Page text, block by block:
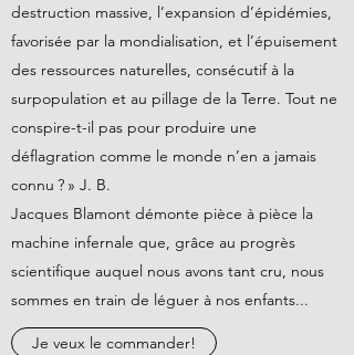
destruction massive, l’expansion d’épidémies,
favorisée par la mondialisation, et l’épuisement
des ressources naturelles, consécutif à la
surpopulation et au pillage de la Terre. Tout ne
conspire-t-il pas pour produire une
déflagration comme le monde n’en a jamais
connu ? » J. B.
Jacques Blamont démonte pièce à pièce la
machine infernale que, grâce au progrès
scientifique auquel nous avons tant cru, nous
sommes en train de léguer à nos enfants...
Je veux le commander!